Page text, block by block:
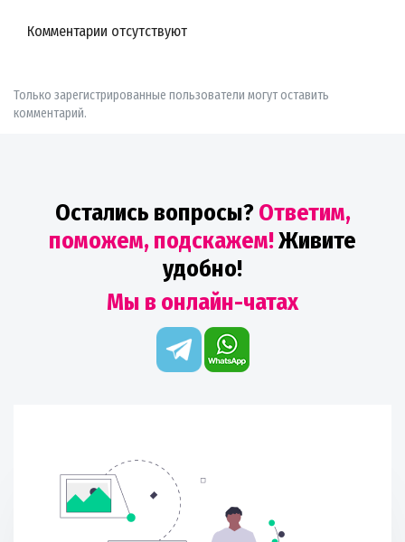
Комментарии отсутствуют
Только зарегистрированные пользователи могут оставить
комментарий.
Остались вопросы?Ответим,
поможем, подскажем!Живите
удобно!
Мы в онлайн-чатах